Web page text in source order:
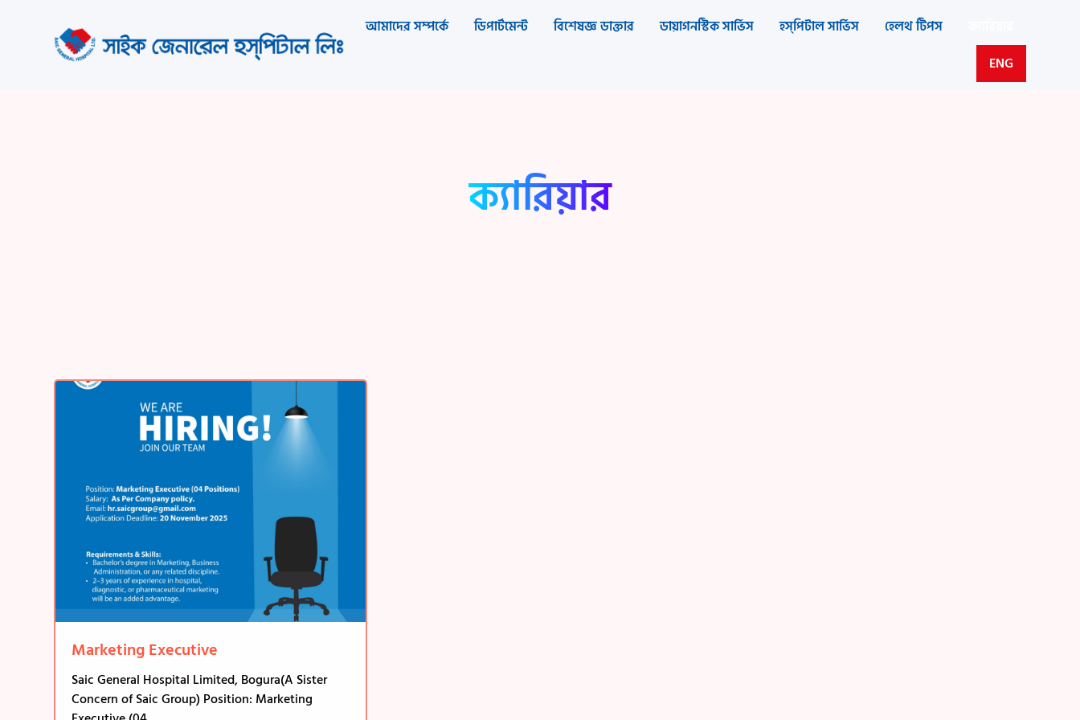
আমাদের সম্পর্কে ডিপার্টমেন্ট বিশেষজ্ঞ ডাক্তার ডায়াগনস্টিক সার্ভিস হস্‌পিটাল সার্ভিস হেলথ টিপস
ENG
Career
ক্যারিয়ার
Marketing Executive
Saic General Hospital Limited, Bogura(A Sister
Concern of Saic Group) Position: Marketing